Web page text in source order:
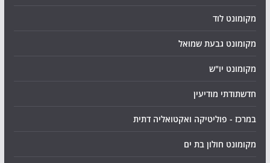
מקומונט לוד
מקומונט גבעת שמואל
מקומונט יו"ש
חדשתודתי מודיעין
במרכז - פוליטיקה ואקטואליה דתית
מקומונט חולון בת ים